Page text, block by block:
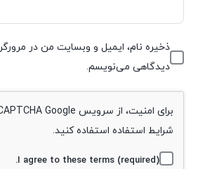
ذخیره نام، ایمیل و وبسایت من در
دیدگاهی می‌نویسم.
برای امنیت، از سرویس reCAPTCHA Google
شرایط استفاده استفاده کنید.
I agree to these terms (required).